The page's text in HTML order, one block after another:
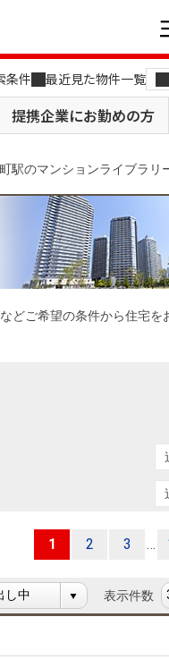
条件 最近見た物件一覧
提携企業にお勤めの方
土地を探す
住まい1プラス（お役
AI不動産査定
住まい1プラス（お役
店舗のご案内（関西）
MUFG Way
駅のマンションライブラリ
どご希望の条件から住宅を
1 2 3 …
表示件数